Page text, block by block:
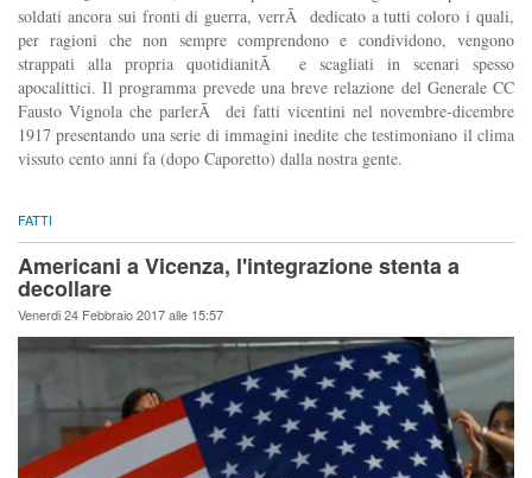
soldati ancora sui fronti di guerra, verrÃ dedicato a tutti coloro i quali,
per ragioni che non sempre comprendono e condividono, vengono
strappati alla propria quotidianitÃ e scagliati in scenari spesso
apocalittici. Il programma prevede una breve relazione del Generale CC
Fausto Vignola che parlerÃ dei fatti vicentini nel novembre-dicembre
1917 presentando una serie di immagini inedite che testimoniano il clima
vissuto cento anni fa (dopo Caporetto) dalla nostra gente.
FATTI
Americani a Vicenza, l'integrazione stenta a
decollare
Venerdi 24 Febbraio 2017 alle 15:57